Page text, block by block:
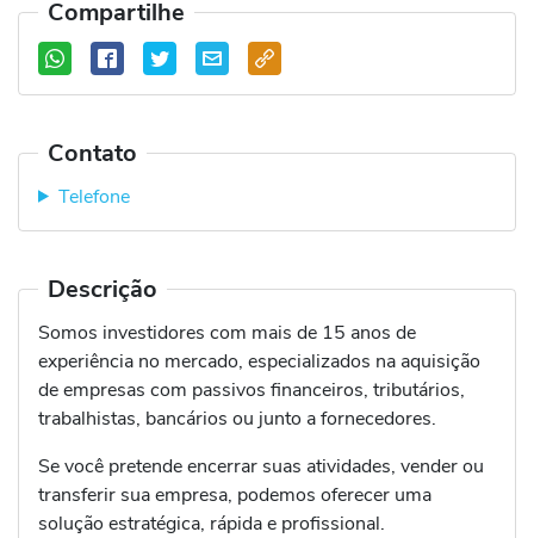
Compartilhe
Contato
Telefone
Descrição
Somos investidores com mais de 15 anos de
experiência no mercado, especializados na aquisição
de empresas com passivos financeiros, tributários,
trabalhistas, bancários ou junto a fornecedores.
Se você pretende encerrar suas atividades, vender ou
transferir sua empresa, podemos oferecer uma
solução estratégica, rápida e profissional.